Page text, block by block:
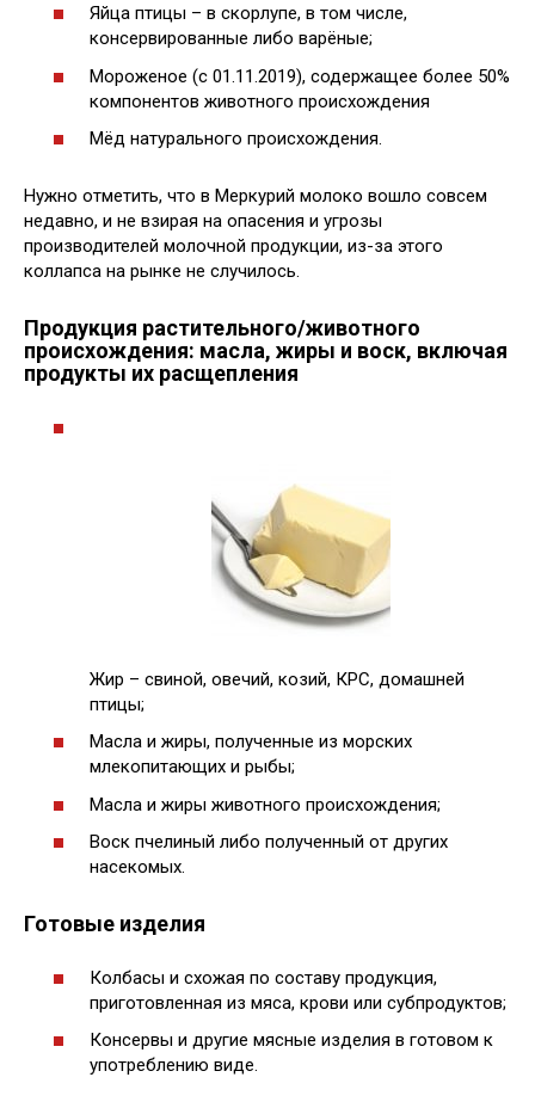
Яйца птицы – в скорлупе, в том числе,
консервированные либо варёные;
Мороженое (с 01.11.2019), содержащее более 50%
компонентов животного происхождения
Мёд натурального происхождения.
Нужно отметить, что в Меркурий молоко вошло совсем
недавно, и не взирая на опасения и угрозы
производителей молочной продукции, из-за этого
коллапса на рынке не случилось.
Продукция растительного/животного
происхождения: масла, жиры и воск, включая
продукты их расщепления
Жир – свиной, овечий, козий, КРС, домашней
птицы;
Масла и жиры, полученные из морских
млекопитающих и рыбы;
Масла и жиры животного происхождения;
Воск пчелиный либо полученный от других
насекомых.
Готовые изделия
Колбасы и схожая по составу продукция,
приготовленная из мяса, крови или субпродуктов;
Консервы и другие мясные изделия в готовом к
употреблению виде.